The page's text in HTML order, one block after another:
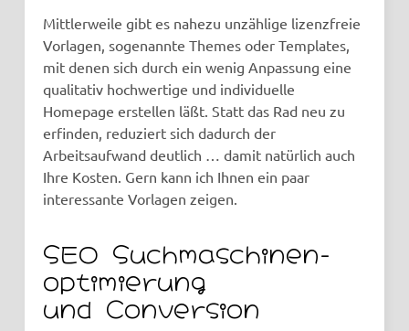
Mittlerweile gibt es nahezu unzählige lizenzfreie
Vorlagen, sogenannte Themes oder Templates,
mit denen sich durch ein wenig Anpassung eine
qualitativ hochwertige und individuelle
Homepage erstellen läßt. Statt das Rad neu zu
erfinden, reduziert sich dadurch der
Arbeitsaufwand deutlich … damit natürlich auch
Ihre Kosten. Gern kann ich Ihnen ein paar
interessante Vorlagen zeigen.
SEO Suchmaschinen­
optimierung
und Conversion